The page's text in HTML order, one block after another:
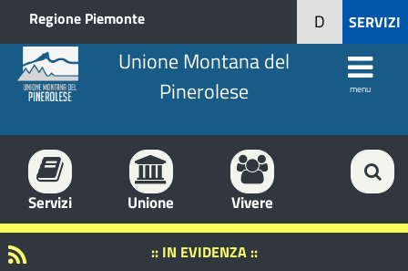
Regione Piemonte SERVIZI
D
Unione Montana del
Pinerolese
menu
Servizi Unione Vivere
:: IN EVIDENZA ::